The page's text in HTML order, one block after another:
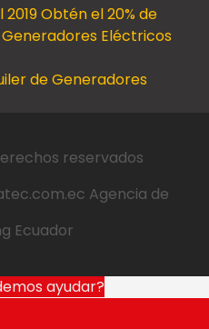
Obtén el 20% de
Eléctricos
de Generadores
reservados
Agencia de
Ecuador
ayudar?